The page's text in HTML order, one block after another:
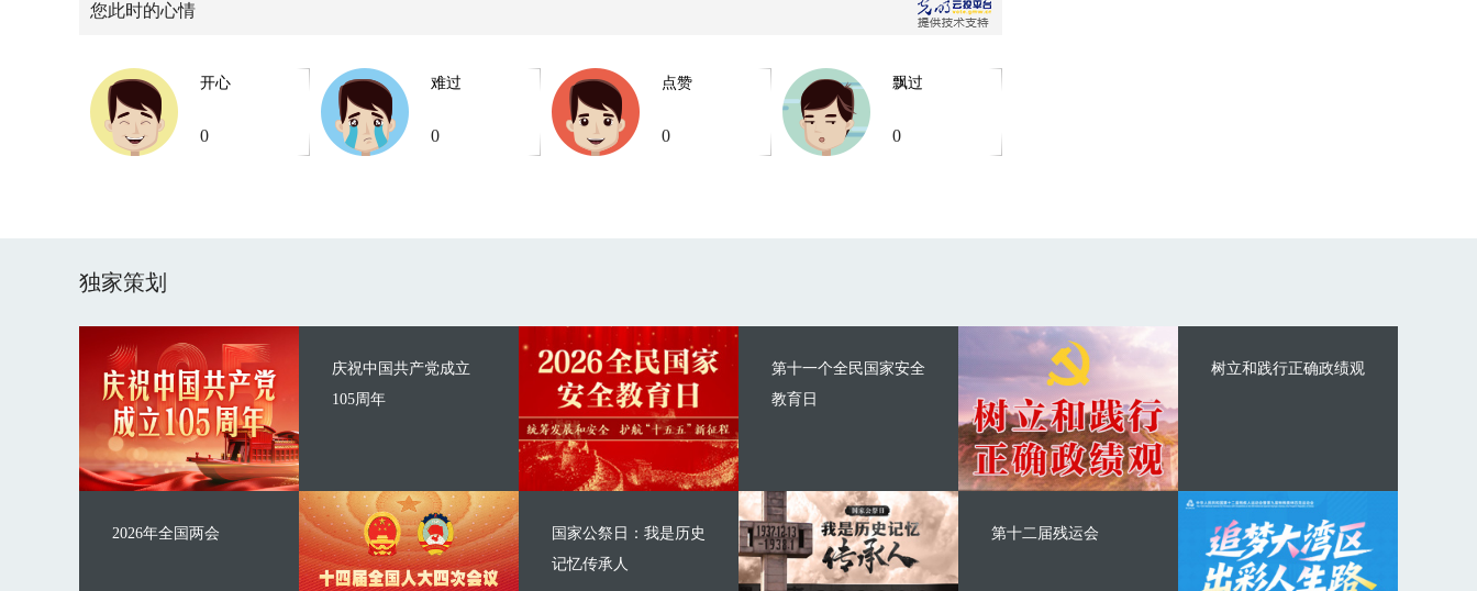
您此时的心情
开心
0
难过
0
点赞
0
飘过
0
独家策划
庆祝中国共产党成立
105周年
2026年全国两会
第十一个全民国家安全
教育日
国家公祭日：我是历史
记忆传承人
树立和践行正确政绩观
第十二届残运会